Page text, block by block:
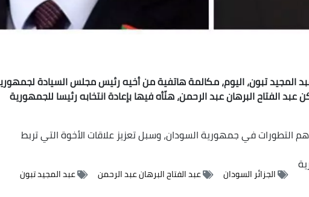
المجيد تبون، اليوم، مكالمة هاتفية من أخيه رئيس مجلس السيادة
الفتاح البرهان عبد الرحمن، هنّأه فيها بإعادة انتخابه رئيسا للجمهورية
التطورات في جمهورية السودان، وسبل تعزيز علاقات الأخوة التي تربط
الجزائر السودان عبد الفتاح البرهان عبد الرحمن
عبد المجيد تبون